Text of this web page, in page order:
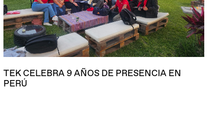
TEK CELEBRA 9 AÑOS DE PRESENCIA EN
PERÚ